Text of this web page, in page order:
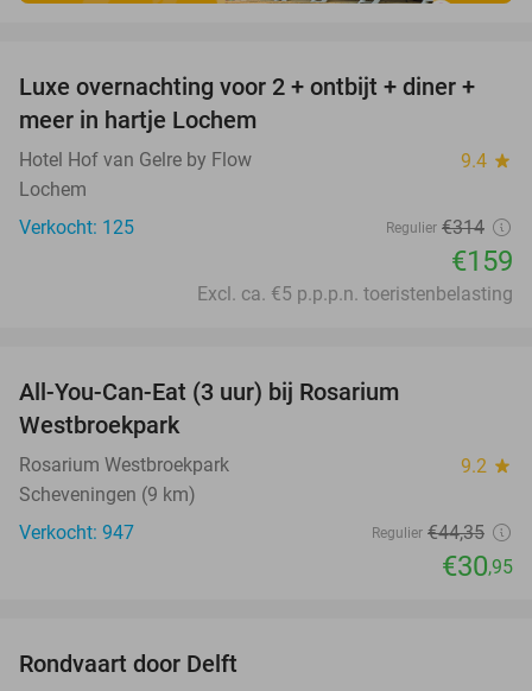
49%
Luxe overnachting voor 2 + ontbijt + diner +
meer in hartje Lochem
Hotel Hof van Gelre by Flow 9.4 star
Lochem
Verkocht: 125
Regulier €314
€159
Excl. ca. €5 p.p.p.n. toeristenbelasting
All-You-Can-Eat (3 uur) bij Rosarium
Westbroekpark
Rosarium Westbroekpark 9.2 star
Scheveningen (9 km)
Verkocht: 947
Regulier €44,35
€30,95
Rondvaart door Delft